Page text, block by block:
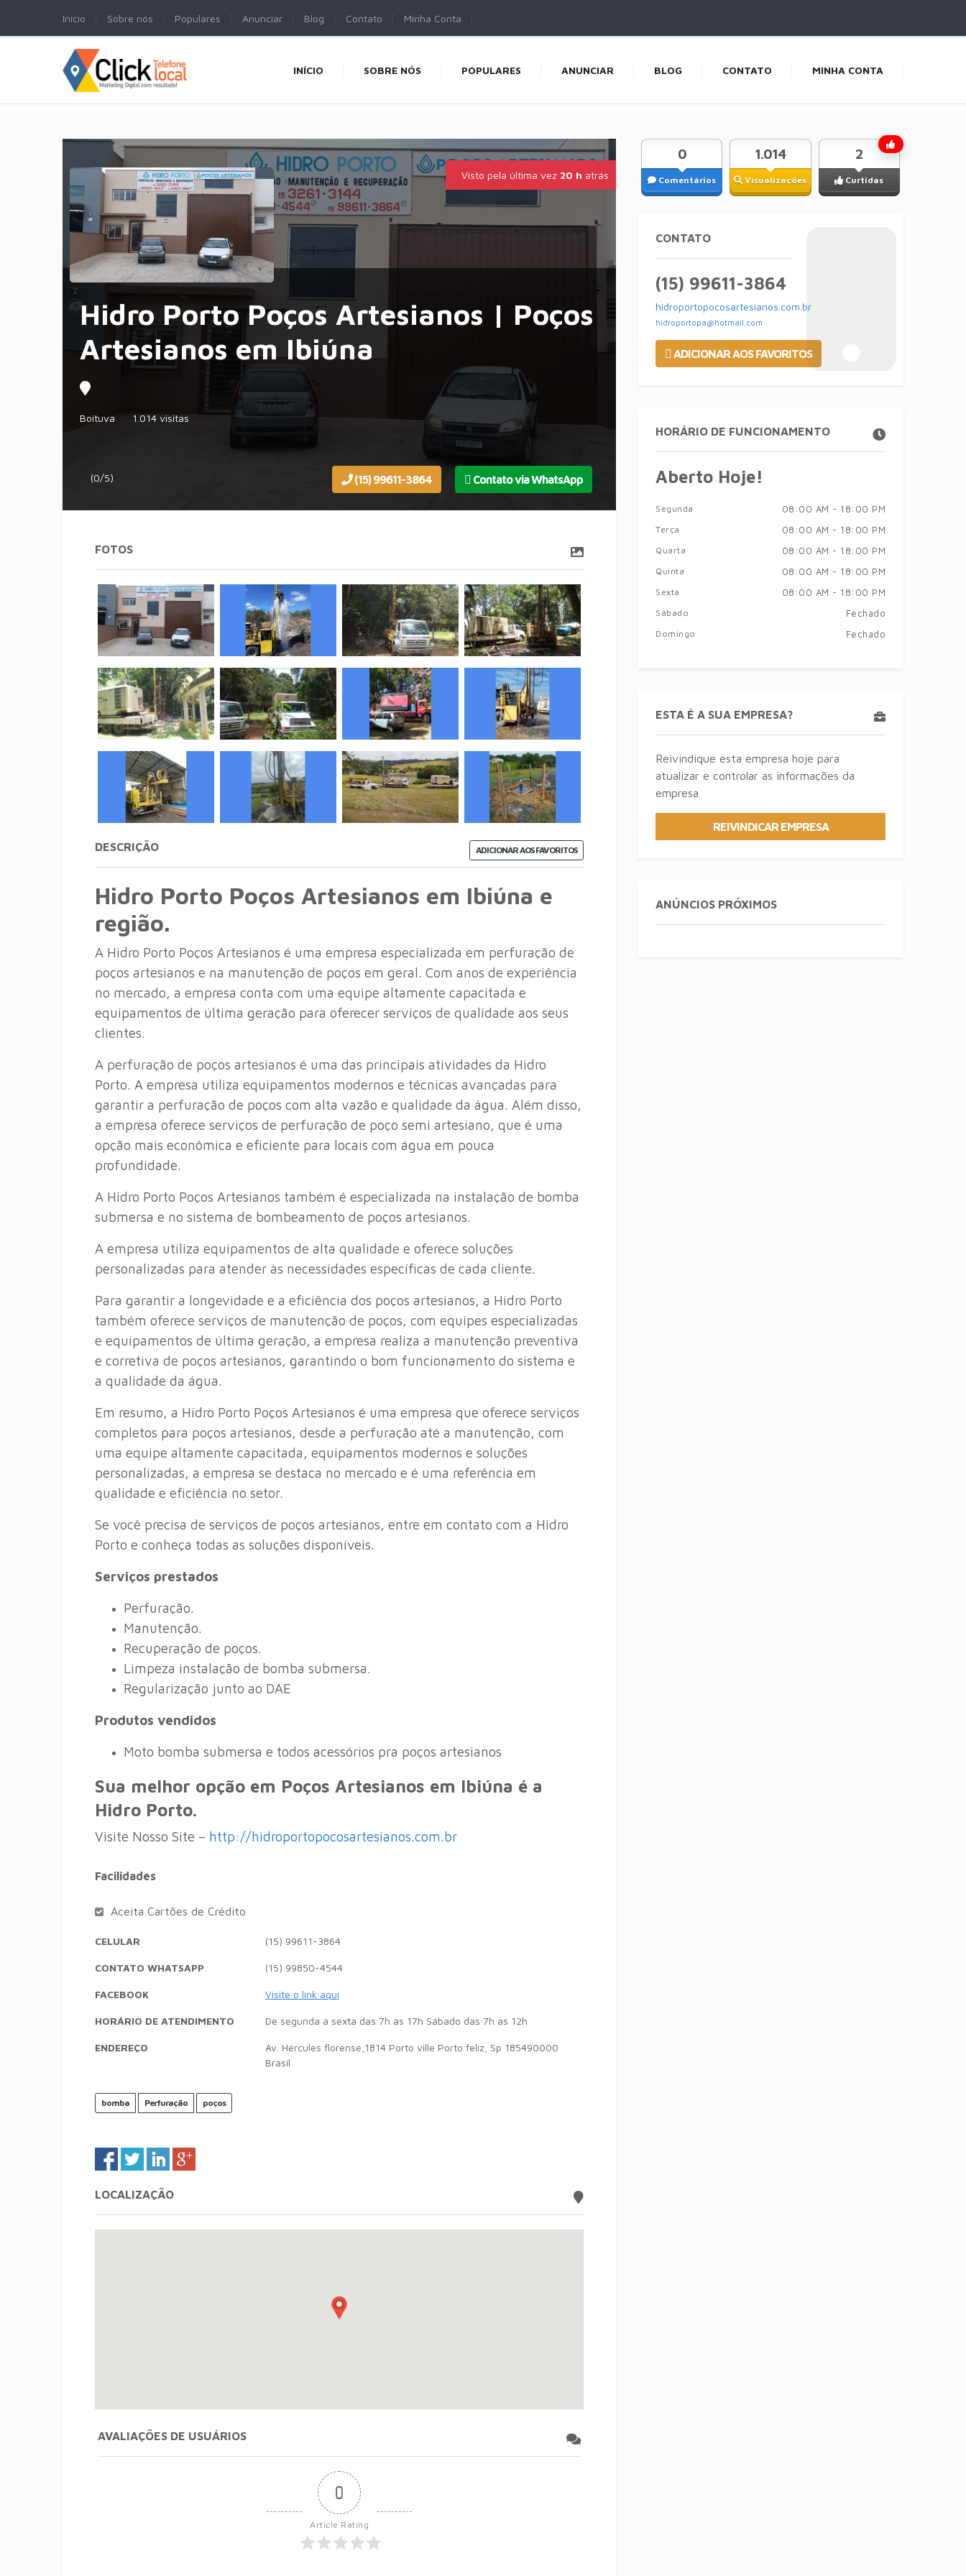
Início Sobre nós Populares Anunciar Blog Contato Minha Conta
INÍCIO SOBRE NÓS POPULARES ANUNCIAR BLOG CONTATO MINHA CONTA
Visto pela última vez 20 h atrás
Hidro Porto Poços Artesianos | Poços
Artesianos em Ibiúna
Boituva 1.014 visitas
(0/5) (15) 99611-3864 Contato via WhatsApp
FOTOS
ADICIONAR AOS FAVORITOS
DESCRIÇÃO
Hidro Porto Poços Artesianos em Ibiúna e
região.
A Hidro Porto Poços Artesianos é uma empresa especializada em perfuração de
poços artesianos e na manutenção de poços em geral. Com anos de experiência
no mercado, a empresa conta com uma equipe altamente capacitada e
equipamentos de última geração para oferecer serviços de qualidade aos seus
clientes.
A perfuração de poços artesianos é uma das principais atividades da Hidro
Porto. A empresa utiliza equipamentos modernos e técnicas avançadas para
garantir a perfuração de poços com alta vazão e qualidade da água. Além disso,
a empresa oferece serviços de perfuração de poço semi artesiano, que é uma
opção mais econômica e eficiente para locais com água em pouca
profundidade.
A Hidro Porto Poços Artesianos também é especializada na instalação de bomba
submersa e no sistema de bombeamento de poços artesianos.
A empresa utiliza equipamentos de alta qualidade e oferece soluções
personalizadas para atender às necessidades específicas de cada cliente.
Para garantir a longevidade e a eficiência dos poços artesianos, a Hidro Porto
também oferece serviços de manutenção de poços, com equipes especializadas
e equipamentos de última geração, a empresa realiza a manutenção preventiva
e corretiva de poços artesianos, garantindo o bom funcionamento do sistema e
a qualidade da água.
Em resumo, a Hidro Porto Poços Artesianos é uma empresa que oferece serviços
completos para poços artesianos, desde a perfuração até a manutenção, com
uma equipe altamente capacitada, equipamentos modernos e soluções
personalizadas, a empresa se destaca no mercado e é uma referência em
qualidade e eficiência no setor.
Se você precisa de serviços de poços artesianos, entre em contato com a Hidro
Porto e conheça todas as soluções disponíveis.
Serviços prestados
Perfuração.
Manutenção.
Recuperação de poços.
Limpeza instalação de bomba submersa.
Regularização junto ao DAE
Produtos vendidos
Moto bomba submersa e todos acessórios pra poços artesianos
Sua melhor opção em Poços Artesianos em Ibiúna é a
Hidro Porto.
Visite Nosso Site – http://hidroportopocosartesianos.com.br
Facilidades
Aceita Cartões de Crédito
CELULAR (15) 99611-3864
CONTATO WHATSAPP (15) 99850-4544
FACEBOOK Visite o link aqui
HORÁRIO DE ATENDIMENTO De segunda a sexta das 7h as 17h Sábado das 7h as 12h
ENDEREÇO
Av. Hércules florense,1814 Porto ville Porto feliz, Sp 185490000
Brasil
bomba Perfuração poços
LOCALIZAÇÃO
AVALIAÇÕES DE USUÁRIOS
0
Article Rating
Comentários
0
Visualizações
1.014
Curtidas
2
CONTATO
(15) 99611-3864
hidroportopocosartesianos.com.br
hidroportopa@hotmail.com
ADICIONAR AOS FAVORITOS
HORÁRIO DE FUNCIONAMENTO
Aberto Hoje!
Segunda 08:00 AM - 18:00 PM
Terça 08:00 AM - 18:00 PM
Quarta 08:00 AM - 18:00 PM
Quinta 08:00 AM - 18:00 PM
Sexta 08:00 AM - 18:00 PM
Sábado Fechado
Domingo Fechado
ESTA É A SUA EMPRESA?
Reivindique esta empresa hoje para
atualizar e controlar as informações da
empresa
REIVINDICAR EMPRESA
ANÚNCIOS PRÓXIMOS